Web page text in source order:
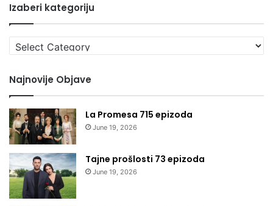
Izaberi kategoriju
Izaberi
kategoriju
Najnovije Objave
La Promesa 715 epizoda
June 19, 2026
Tajne prošlosti 73 epizoda
June 19, 2026